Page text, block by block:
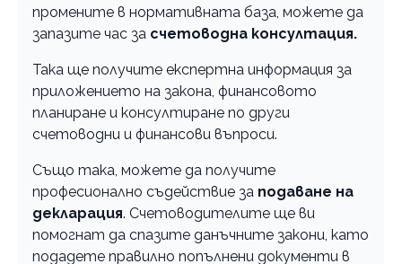
промените в нормативната база, можете да
запазите час за счетоводна консултация.
Така ще получите експертна информация за
приложението на закона, финансовото
планиране и консултиране по други
счетоводни и финансови въпроси.
Също така, можете да получите
професионално съдействие за подаване на
декларация. Счетоводителите ще ви
помогнат да спазите данъчните закони, като
подадете правилно попълнени документи в